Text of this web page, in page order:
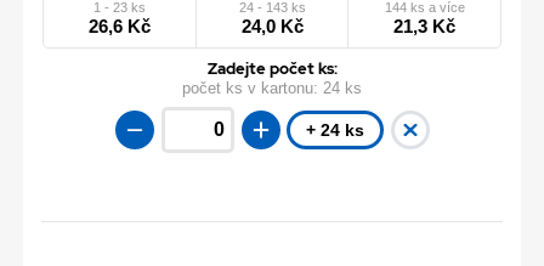
1 - 23 ks
26,6 Kč
24 - 143 ks
24,0 Kč
144 ks a více
21,3 Kč
Zadejte počet ks:
počet ks v kartonu: 24 ks
+ 24 ks